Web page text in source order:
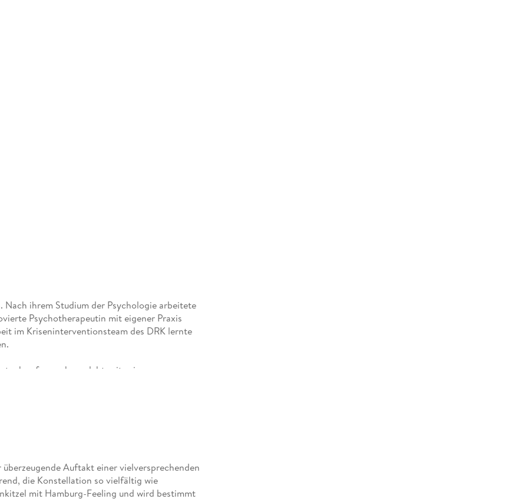
Nach ihrem Studium der Psychologie arbeitete
Psychotherapeutin mit eigener Praxis
im Kriseninterventionsteam des DRK lernte
aufgewachsen, lebt seit seiner
Auftakt einer vielversprechenden
die Konstellation so vielfältig wie
mit Hamburg-Feeling und wird bestimmt